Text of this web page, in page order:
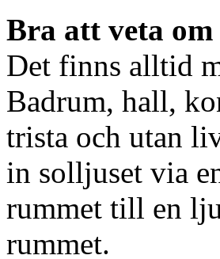
Bra att veta
Det finns alltid
Badrum, hall,
trista och utan
in solljuset via
rummet till en
rummet.